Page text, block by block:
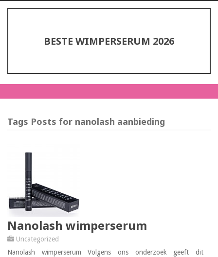
BESTE WIMPERSERUM 2026
Tags Posts for nanolash aanbieding
Nanolash wimperserum
Uncategorized
Nanolash wimperserum Volgens ons onderzoek geeft dit